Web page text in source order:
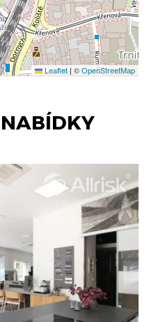
Leaflet|©OpenStreetMap